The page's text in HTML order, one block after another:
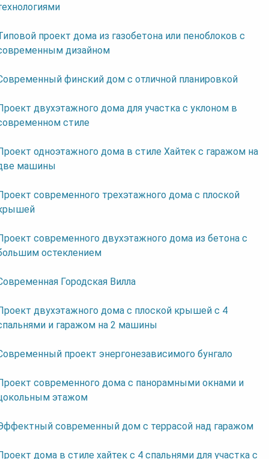
проект дома из газобетона или пеноблоков с
дизайном
финский дом с отличной планировкой
двухэтажного дома для участка с уклоном в
стиле
одноэтажного дома в стиле Хайтек с гаражом на
машины
современного трехэтажного дома с плоской
современного двухэтажного дома из бетона с
остеклением
Городская Вилла
двухэтажного дома с плоской крышей с 4
и гаражом на 2 машины
проект энергонезависимого бунгало
современного дома с панорамными окнами и
этажом
современный дом с террасой над гаражом
дома в стиле хайтек с 4 спальнями для участка с